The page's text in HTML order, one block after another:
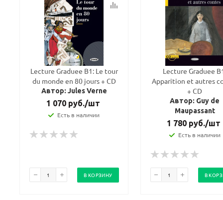
Lecture Graduee B1: Le tour
du monde en 80 jours + CD
Автор: Jules Verne
1 070руб./шт
Есть в наличии
В КОРЗИНУ
Lecture Graduee
Apparition et autres
+ CD
Автор: Guy de
Maupassant
1 780 руб./шт
Есть в наличии
В